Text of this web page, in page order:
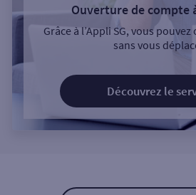
Ouverture de compte
Grâce à l’Appli SG, vous
sans vous
Découvrez le